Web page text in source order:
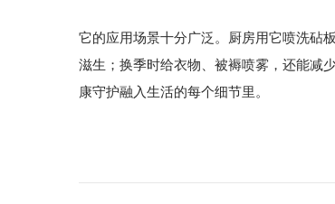
它的应用场景十分广泛。厨房用它喷洗砧
滋生；换季时给衣物、被褥喷雾，还能减
康守护融入生活的每个细节里。